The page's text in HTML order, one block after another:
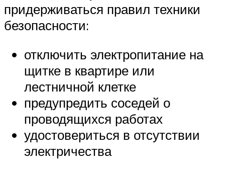
придерживаться правил техники
безопасности:
отключить электропитание на
щитке в квартире или
лестничной клетке
предупредить соседей о
проводящихся работах
удостовериться в отсутствии
электричества